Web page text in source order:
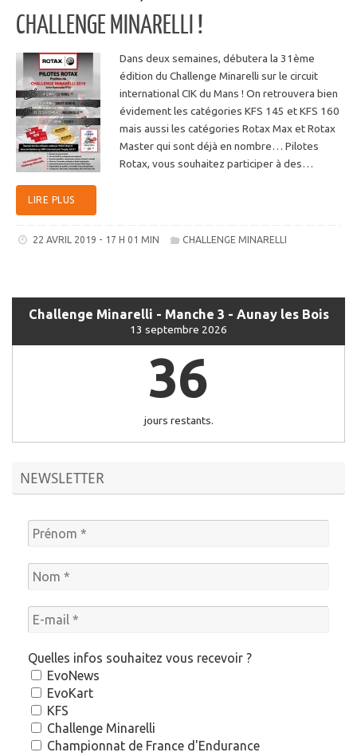
CHALLENGE MINARELLI !
Dans deux semaines, débutera la 31ème
édition du Challenge Minarelli sur le circuit
international CIK du Mans ! On retrouvera bien
évidement les catégories KFS 145 et KFS 160
mais aussi les catégories Rotax Max et Rotax
Master qui sont déjà en nombre… Pilotes
Rotax, vous souhaitez participer à des…
LIRE PLUS
22 AVRIL 2019 - 17 H 01 MIN CHALLENGE MINARELLI
Challenge Minarelli - Manche 3 - Aunay les Bois
13 septembre 2026
36
jours restants.
NEWSLETTER
Quelles infos souhaitez vous recevoir ?
EvoNews
EvoKart
KFS
Challenge Minarelli
Championnat de France d'Endurance